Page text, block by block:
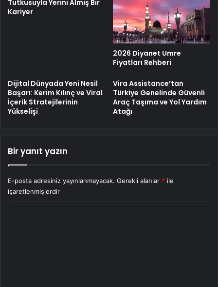
Tutkusuyla Yerini Almiş Bir
Kariyer
2026 Diyanet Umre
Fiyatları Rehberi
Dijital Dünyada Yeni Nesil
Başarı: Kerim Kılınç ve Viral
İçerik Stratejilerinin
Yükselişi
Vira Assistance’tan
Türkiye Genelinde Güvenli
Araç Taşıma ve Yol Yardım
Atağı
Bir yanıt yazın
E-posta adresiniz yayınlanmayacak. Gerekli alanlar * ile
işaretlenmişlerdir